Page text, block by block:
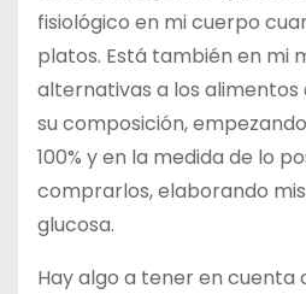
fisiológico en mi cuerpo
platos. Está también en mi
alternativas a los alimentos
su composición,
100% y en la medida de lo
comprarlos, elaborando
glucosa.
Hay algo a tener en cuenta